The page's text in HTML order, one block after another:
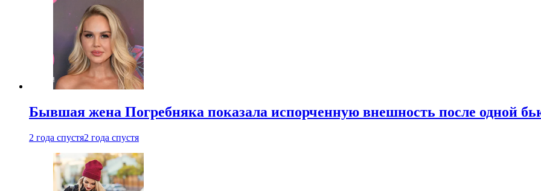
Бывшая жена Погребняка показала испорченную внешность после одной
2 года спустя2 года спустя